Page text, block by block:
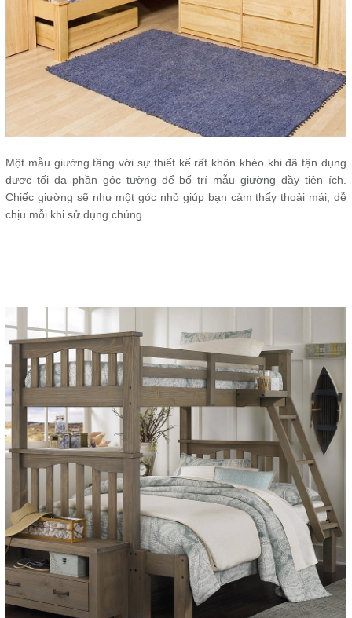
Một mẫu giường tầng với sự thiết kế rất khôn khéo khi đã tận dụng
được tối đa phần góc tường để bố trí mẫu giường đầy tiện ích.
Chiếc giường sẽ như một góc nhỏ giúp bạn cảm thấy thoải mái, dễ
chịu mỗi khi sử dụng chúng.